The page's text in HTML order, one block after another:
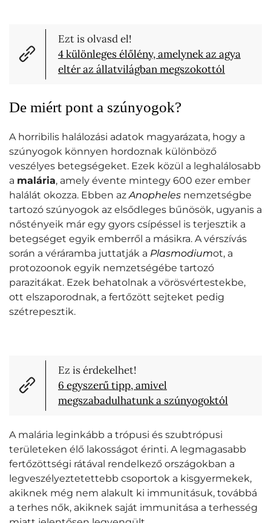
Ezt is olvasd el!
4 különleges élőlény, amelynek az agya
eltér az állatvilágban megszokottól
De miért pont a szúnyogok?
A horribilis halálozási adatok magyarázata, hogy a
szúnyogok könnyen hordoznak különböző
veszélyes betegségeket. Ezek közül a leghalálosabb
a malária, amely évente mintegy 600 ezer ember
halálát okozza. Ebben az Anopheles nemzetségbe
tartozó szúnyogok az elsődleges bűnösök, ugyanis a
nőstényeik már egy gyors csípéssel is terjesztik a
betegséget egyik emberről a másikra. A vérszívás
során a véráramba juttatják a Plasmodiumot, a
protozoonok egyik nemzetségébe tartozó
parazitákat. Ezek behatolnak a vörösvértestekbe,
ott elszaporodnak, a fertőzött sejteket pedig
szétrepesztik.
Ez is érdekelhet!
6 egyszerű tipp, amivel
megszabadulhatunk a szúnyogoktól
A malária leginkább a trópusi és szubtrópusi
területeken élő lakosságot érinti. A legmagasabb
fertőzöttségi rátával rendelkező országokban a
legveszélyeztetettebb csoportok a kisgyermekek,
akiknek még nem alakult ki immunitásuk, továbbá
a terhes nők, akiknek saját immunitása a terhesség